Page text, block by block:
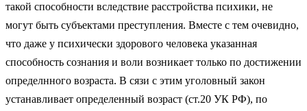
такой способности вследствие расстройства психики, не
могут быть субъектами преступления. Вместе с тем очевидно,
что даже у психически здорового человека указанная
способность сознания и воли возникает только по достижении
определнного возраста. В сязи с этим уголовный закон
устанавливает определенный возраст (ст.20 УК РФ), по